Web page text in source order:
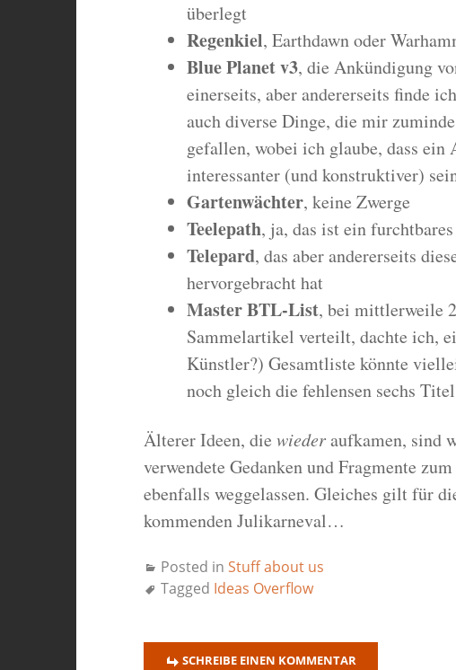
überlegt
Regenkiel, Earthdawn oder
Blue Planet v3, die Ankündigung
einerseits, aber andererseits finde
auch diverse Dinge, die mir
gefallen, wobei ich glaube, dass
interessanter (und konstruktiver)
Gartenwächter, keine Zwerge
Teelepath, ja, das ist ein
Telepard, das aber andererseits
hervorgebracht hat
Master BTL-List, bei mittlerweile
Sammelartikel verteilt, dachte ich,
Künstler?) Gesamtliste könnte
noch gleich die fehlensen sechs
Älterer Ideen, die wiederaufkamen, sind
verwendete Gedanken und Fragmente
ebenfalls weggelassen. Gleiches gilt für
kommenden Julikarneval…
Posted in Stuff about us
Tagged Ideas Overflow
SCHREIBE EINEN KOMMENTAR